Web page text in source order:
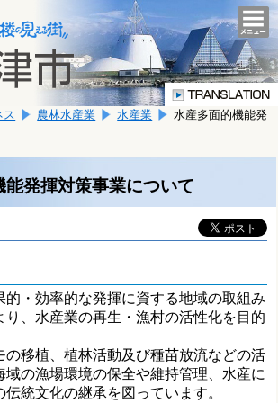
ス 農林水産業 水産業
水産多面的機能発
能発揮対策事業について
・効率的な発揮に資する地域の取組み
り、水産業の再生・漁村の活性化を目的
移植、植林活動及び種苗放流などの活
域の漁場環境の保全や維持管理、水産に
統文化の継承を図っています。